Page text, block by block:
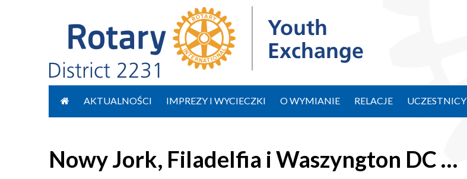
AKTUALNOŚCI IMPREZY I WYCIECZKI O WYMIANIE RELACJE UCZESTNICY
Nowy Jork, Filadelfia i Waszyngton DC …